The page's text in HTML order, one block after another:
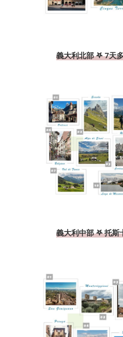
義大利北部 𖤐 7天
義大利中部 𖤐 托斯